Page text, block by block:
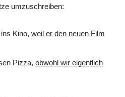
umzuschreiben:
Kino, weil er den neuen Film
Pizza, obwohl wir eigentlich